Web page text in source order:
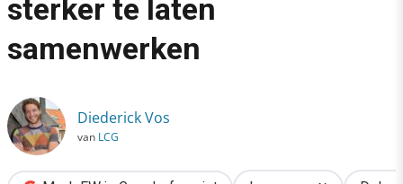
Marketing
7 tips om sales & marketing sterker te laten samenwerken
sterker te laten
samenwerken
Diederick Vos
van LCG